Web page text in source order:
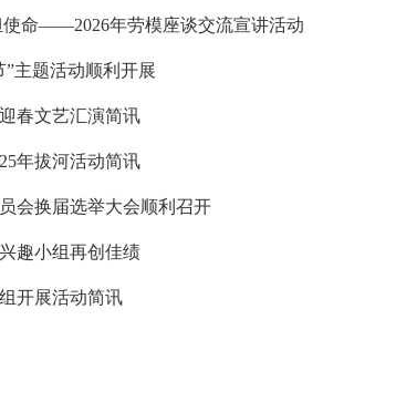
党群建设
党建工作
工会信息
共青团活动
新闻动态
使命——2026年劳模座谈交流宣讲活动
”主题活动顺利开展
春文艺汇演简讯
年拔河活动简讯
会换届选举大会顺利召开
趣小组再创佳绩
开展活动简讯